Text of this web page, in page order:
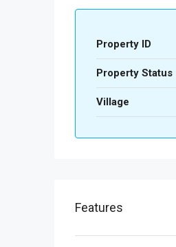
Property ID
Property Status
Village
Features